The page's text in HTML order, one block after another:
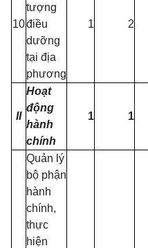
10
tượng
điều
dưỡng
tại địa
phương
1 2
II
Hoạt
động
hành
chính
1 1
Quản lý
bộ phận
hành
chính,
thực
hiện